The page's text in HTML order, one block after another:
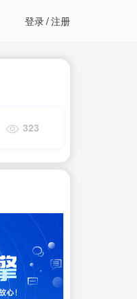
登录/注册
323